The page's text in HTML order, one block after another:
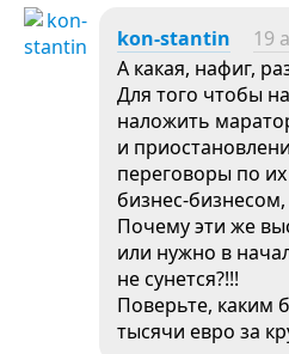
kon-stantin 19
А какая, нафиг,
Для того чтобы
наложить
и
переговоры по
бизнес-
Почему эти же
или нужно в
не сунется?!!!
Поверьте, каким
тысячи евро за